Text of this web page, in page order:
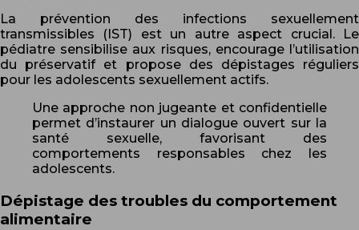
La prévention des infections sexuellement
transmissibles (IST) est un autre aspect crucial. Le
pédiatre sensibilise aux risques, encourage l’utilisation
du préservatif et propose des dépistages réguliers
pour les adolescents sexuellement actifs.
Une approche non jugeante et confidentielle
permet d’instaurer un dialogue ouvert sur la
santé sexuelle, favorisant des
comportements responsables chez les
adolescents.
Dépistage des troubles du comportement
alimentaire